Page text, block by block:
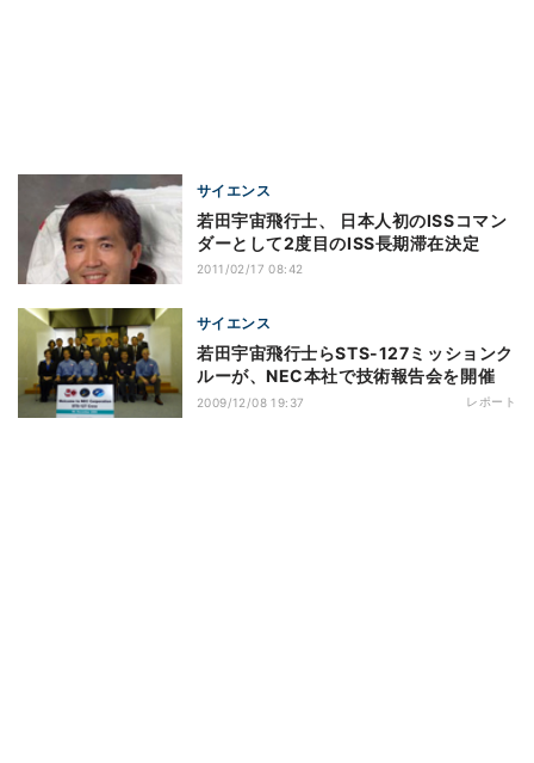
サイエンス
若田宇宙飛行士、 日本人初のISSコマン
ダーとして2度目のISS長期滞在決定
2011/02/17 08:42
サイエンス
若田宇宙飛行士らSTS-127ミッションク
ルーが、NEC本社で技術報告会を開催
2009/12/08 19:37 レポート